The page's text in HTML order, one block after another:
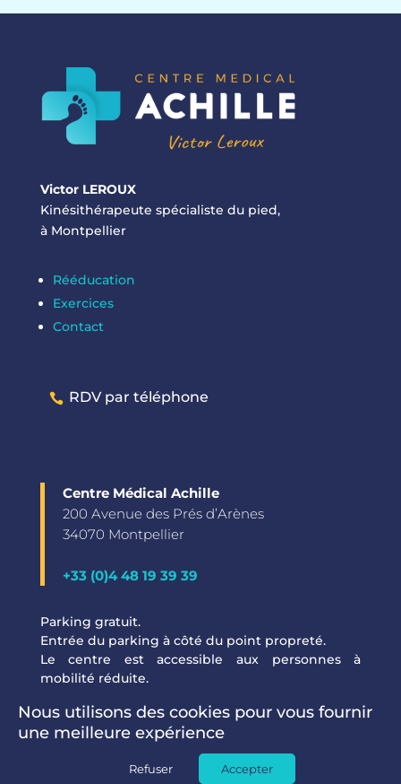
Victor LEROUX
Kinésithérapeute spécialiste du pied,
à Montpellier
Rééducation
Exercices
Contact
RDV par téléphone
Centre Médical Achille
200 Avenue des Prés d’Arènes
34070 Montpellier
+33 (0)4 48 19 39 39
Parking gratuit.
Entrée du parking à côté du point propreté.
Le centre est accessible aux personnes à
mobilité réduite.
Osmova
Nous utilisons des cookies pour vous fournir
une meilleure expérience
Refuser Accepter